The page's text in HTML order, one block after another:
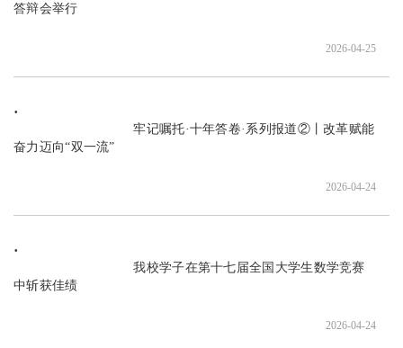
答辩会举行
2026-04-25
                               牢记嘱托·十年答卷·系列报道②丨改革赋能
奋力迈向“双一流”
2026-04-24
                               我校学子在第十七届全国大学生数学竞赛
中斩获佳绩
2026-04-24